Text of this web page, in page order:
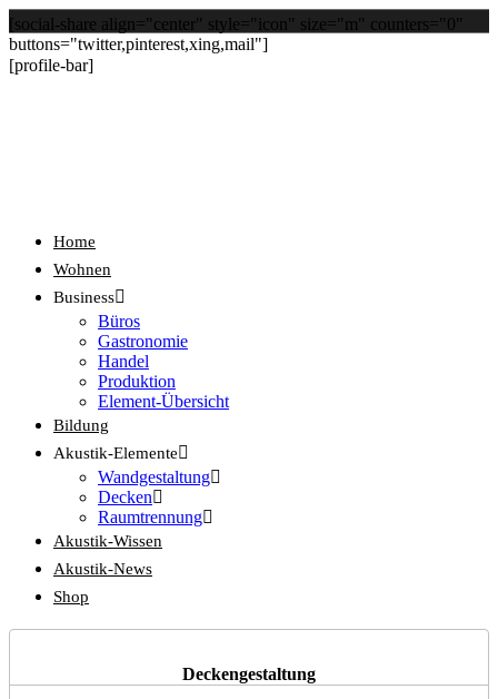
[social-share align="center" style="icon" size="m" counters="0"
buttons="twitter,pinterest,xing,mail"]
[profile-bar]
Home
Wohnen
Business
Büros
Gastronomie
Handel
Produktion
Element-Übersicht
Bildung
Akustik-Elemente
Wandgestaltung
Decken
Raumtrennung
Akustik-Wissen
Akustik-News
Shop
Deckengestaltung